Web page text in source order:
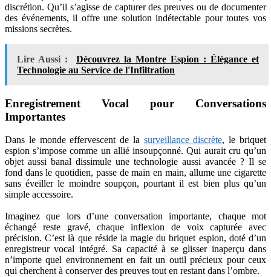
discrétion. Qu’il s’agisse de capturer des preuves ou de documenter
des événements, il offre une solution indétectable pour toutes vos
missions secrètes.
Lire Aussi :
Découvrez la Montre Espion : Élégance et
Technologie au Service de l'Infiltration
Enregistrement Vocal pour Conversations
Importantes
Dans le monde effervescent de la surveillance discrète, le briquet
espion s’impose comme un allié insoupçonné. Qui aurait cru qu’un
objet aussi banal dissimule une technologie aussi avancée ? Il se
fond dans le quotidien, passe de main en main, allume une cigarette
sans éveiller le moindre soupçon, pourtant il est bien plus qu’un
simple accessoire.
Imaginez que lors d’une conversation importante, chaque mot
échangé reste gravé, chaque inflexion de voix capturée avec
précision. C’est là que réside la magie du briquet espion, doté d’un
enregistreur vocal intégré. Sa capacité à se glisser inaperçu dans
n’importe quel environnement en fait un outil précieux pour ceux
qui cherchent à conserver des preuves tout en restant dans l’ombre.